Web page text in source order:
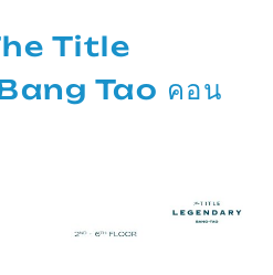
Title
Tao คอน